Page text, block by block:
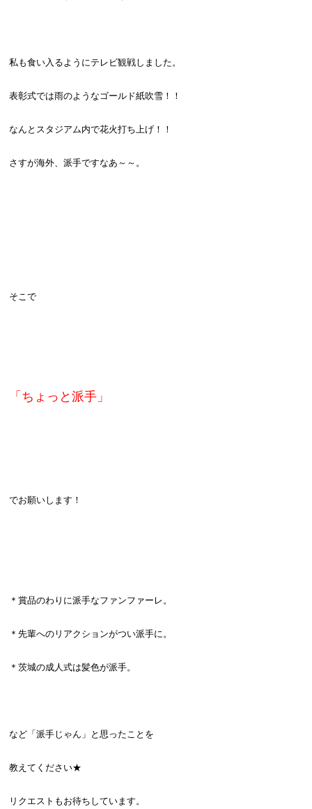
私も食い入るようにテレビ観戦しました。
表彰式では雨のようなゴールド紙吹雪！！
なんとスタジアム内で花火打ち上げ！！
さすが海外、派手ですなあ～～。
そこで
「ちょっと派手」
でお願いします！
＊賞品のわりに派手なファンファーレ。
＊先輩へのリアクションがつい派手に。
＊茨城の成人式は髪色が派手。
など「派手じゃん」と思ったことを
教えてください★
リクエストもお待ちしています。